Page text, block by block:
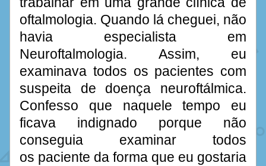
oftalmologia. Quando lá cheguei, não
havia especialista em
Neuroftalmologia. Assim, eu
examinava todos os pacientes com
suspeita de doença neuroftálmica.
Confesso que naquele tempo eu
ficava indignado porque não
conseguia examinar todos
os paciente da forma que eu gostaria